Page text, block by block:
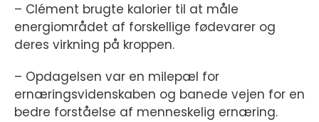
– Clément brugte kalorier til at måle
energiområdet af forskellige fødevarer og
deres virkning på kroppen.
– Opdagelsen var en milepæl for
ernæringsvidenskaben og banede vejen for en
bedre forståelse af menneskelig ernæring.